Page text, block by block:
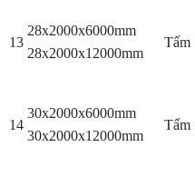
13
28x2000x6000mm
28x2000x12000mm
Tấm
14
30x2000x6000mm
30x2000x12000mm
Tấm